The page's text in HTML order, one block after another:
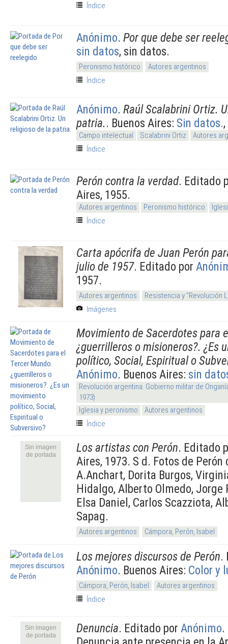
Índice
Anónimo. Por que debe ser
sin datos, sin datos.
Peronismo histórico
Autores argentinos
Índice
Anónimo. Raúl Scalabrini Ortiz.
patria.. Buenos Aires: Sin datos.
Campo intelectual Scalabrini Ortiz
Autores
Índice
Perón contra la verdad. Editado
Aires, 1955.
Autores argentinos Peronismo histórico
Índice
Carta apócrifa de Juan Perón
julio de 1957. Editado por
1957.
Autores argentinos
Resistencia y "Revolución
Imágenes
Movimiento de Sacerdotes para
¿guerrilleros o misioneros?. ¿Es
político, Social, Espiritual o
Anónimo. Buenos Aires: sin
Revolución argentina. Gobierno militar de
1973)
Iglesia y peronismo
Autores argentinos
Índice
Sin imagen
de portada
Los artistas con Perón. Editado
Aires, 1973. S d. Fotos de
A.Anchart, Dorita Burgos,
Hidalgo, Alberto Olmedo, Jorge
Elsa Daniel, Carlos Scazziota,
Sapag.
Autores argentinos Cámpora, Perón, Isabel
Los mejores discursos de Perón.
Anónimo. Buenos Aires: Color y
Cámpora, Perón, Isabel
Autores argentinos
Índice
Sin imagen
de portada
Denuncia. Editado por Anónimo.